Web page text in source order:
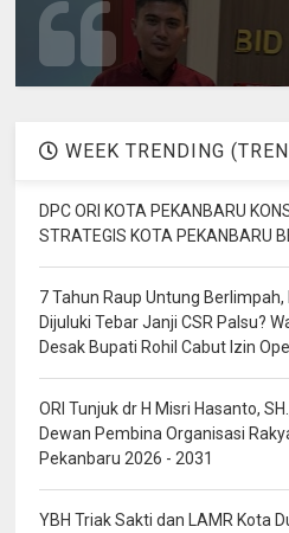
WEEK TRENDING
DPC ORI KOTA PEKANBARU
STRATEGIS KOTA PEKANBARU
7 Tahun Raup Untung
Dijuluki Tebar Janji CSR Palsu?
Desak Bupati Rohil Cabut Izin
ORI Tunjuk dr H Misri Hasanto,
Dewan Pembina Organisasi
Pekanbaru 2026 - 2031
YBH Triak Sakti dan LAMR Kota